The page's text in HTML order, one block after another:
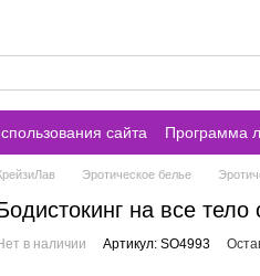
сайта Программа
Эротическое белье
на все
в наличии Артикул: SO4993